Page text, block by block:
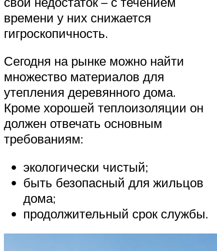
времени у них снижается
гигроскопичность.
Сегодня на рынке можно найти
множество материалов для
утепления деревянного дома.
Кроме хорошей теплоизоляции он
должен отвечать основным
требованиям:
экологически чистый;
быть безопасный для жильцов
дома;
продолжительный срок службы.